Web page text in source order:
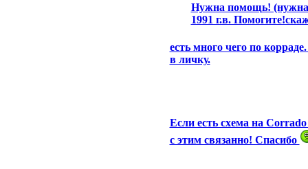
Нужна помощь! (нужна
1991 г.в.
есть много чего по
в личку.
Если есть схема на
с этим связанно! Спасибо